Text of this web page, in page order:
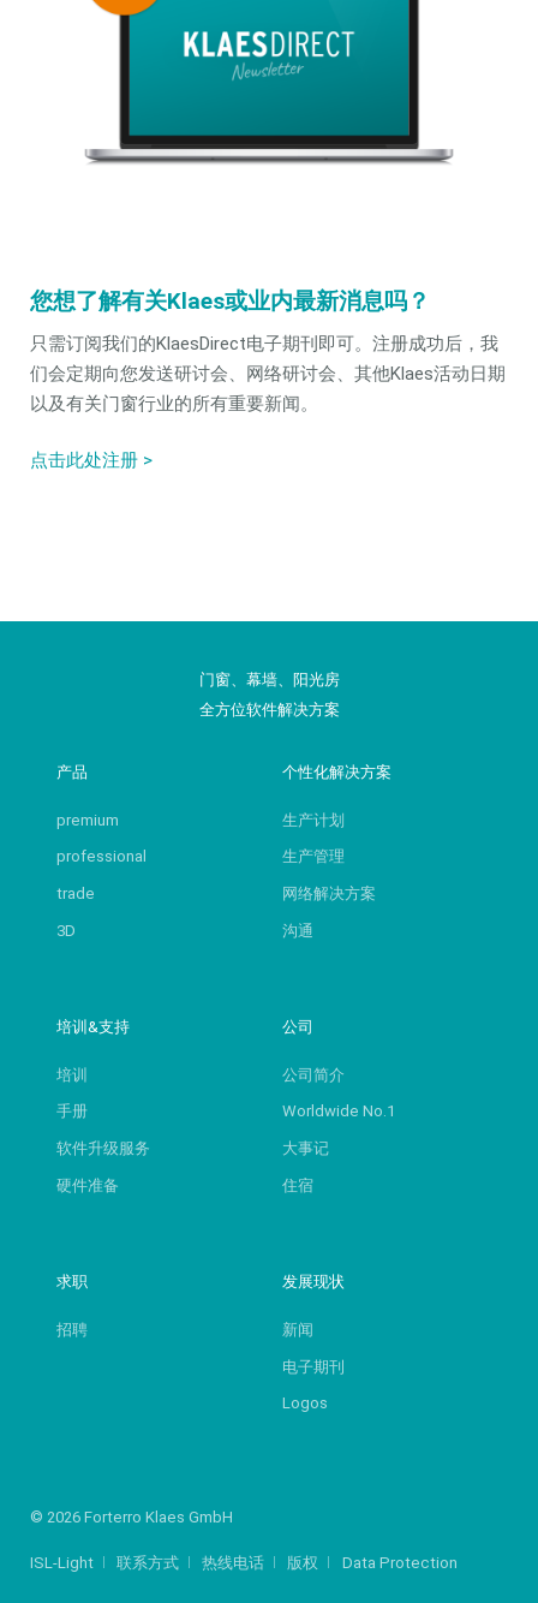
您想了解有关Klaes或业内最新消息吗？
只需订阅我们的KlaesDirect电子期刊即可。注册成功后，我
们会定期向您发送研讨会、网络研讨会、其他Klaes活动日期
以及有关门窗行业的所有重要新闻。
点击此处注册 >
门窗、幕墙、阳光房
全方位软件解决方案
产品
premium
professional
trade
3D
个性化解决方案
生产计划
生产管理
网络解决方案
沟通
培训&支持
培训
手册
软件升级服务
硬件准备
公司
公司简介
Worldwide No.1
大事记
住宿
求职
招聘
发展现状
新闻
电子期刊
Logos
© 2026 Forterro Klaes GmbH
ISL-Light 联系方式 热线电话 版权 Data Protection